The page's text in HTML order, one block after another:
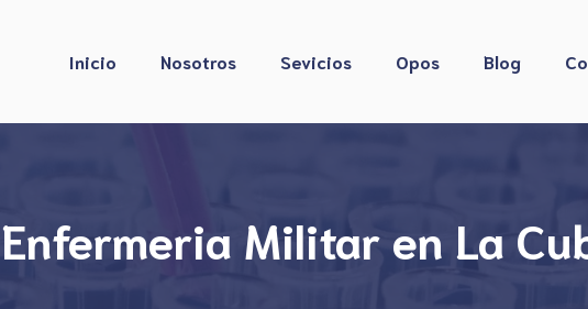
Inicio Nosotros Sevicios Opos Blog
Militar en La